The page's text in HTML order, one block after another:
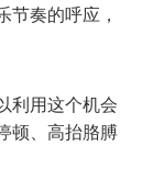
节奏的呼应，
利用这个机会
顿、高抬胳膊